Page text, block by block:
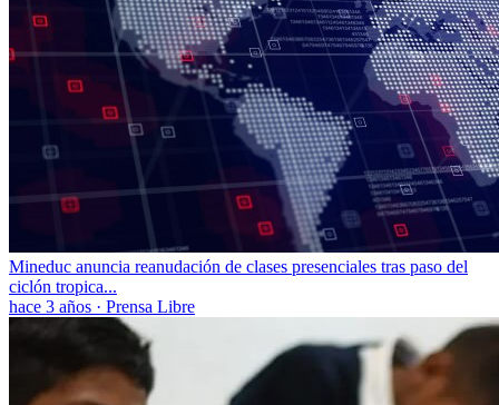
Mineduc anuncia reanudación de clases presenciales tras paso del
ciclón tropica...
hace 3 años · Prensa Libre